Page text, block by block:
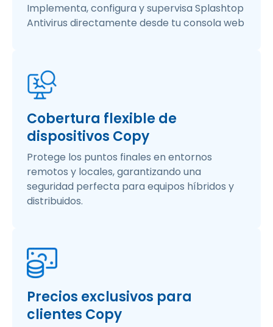
Implementa, configura y supervisa Splashtop
Antivirus directamente desde tu consola web
Cobertura flexible de
dispositivos Copy
Protege los puntos finales en entornos
remotos y locales, garantizando una
seguridad perfecta para equipos híbridos y
distribuidos.
Precios exclusivos para
clientes Copy